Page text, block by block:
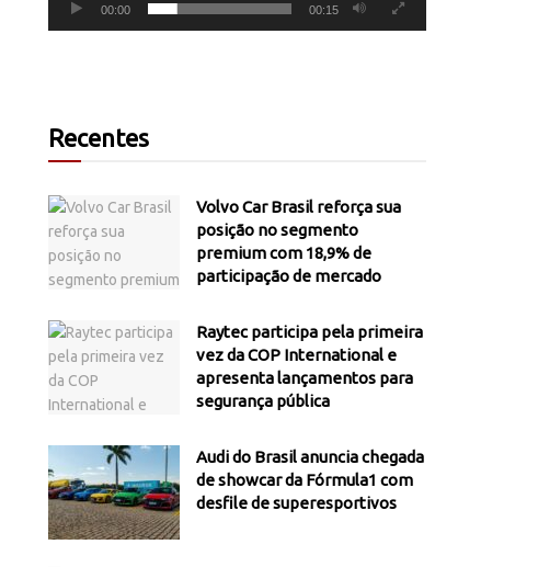
00:00 00:15
Recentes
Volvo Car Brasil reforça sua
posição no segmento
premium com 18,9% de
participação de mercado
Raytec participa pela primeira
vez da COP International e
apresenta lançamentos para
segurança pública
Audi do Brasil anuncia chegada
de showcar da Fórmula1 com
desfile de superesportivos